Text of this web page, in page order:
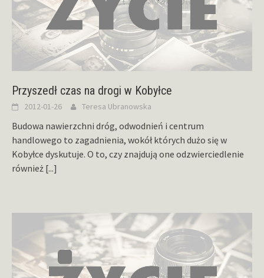
Przyszedł czas na drogi w Kobyłce
2012-01-26 Teresa Ubranowska
Budowa nawierzchni dróg, odwodnień i centrum
handlowego to zagadnienia, wokół których dużo się w
Kobyłce dyskutuje. O to, czy znajdują one odzwierciedlenie
również [...]